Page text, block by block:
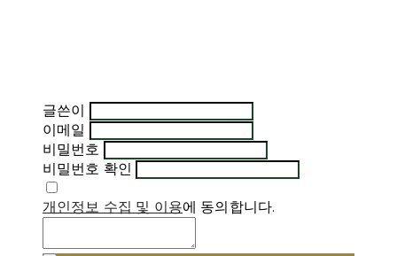
글쓴이
이메일
비밀번호
비밀번호 확인
개인정보 수집 및 이용에 동의합니다.